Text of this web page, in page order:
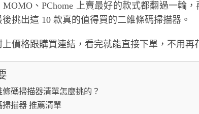
、PChome 上賣最好的款式都翻過一輪
挑出這 10 款真的值得買的二維條碼掃描器。
價格跟購買連結，看完就能直接下單，不用再
條碼掃描器清單怎麼挑的？
掃描器 推薦清單